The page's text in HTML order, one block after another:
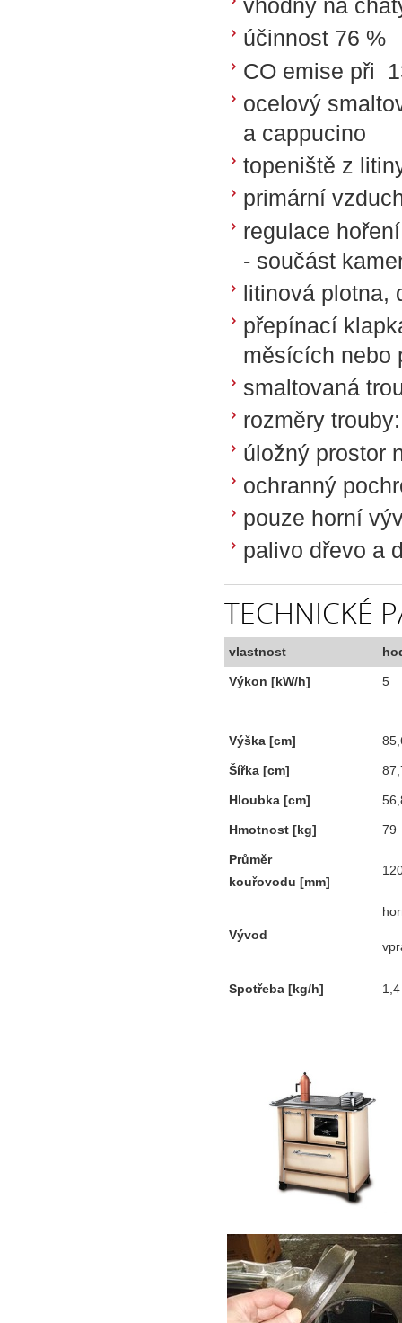
vhodný na
účinnost 76 %
CO emise při
ocelový
a cappucino
topeniště z
primární
regulace
- součást
litinová plotna,
přepínací
měsících nebo
smaltovaná
rozměry
úložný prostor
ochranný
pouze horní
palivo dřevo a
TECHNICKÉ
vlastnost
Výkon [kW/h] 5
Výška [cm]
Šířka [cm]
Hloubka [cm]
Hmotnost [kg] 79
Průměr
kouřovodu [mm]
Vývod
Spotřeba [kg/h] 1,4